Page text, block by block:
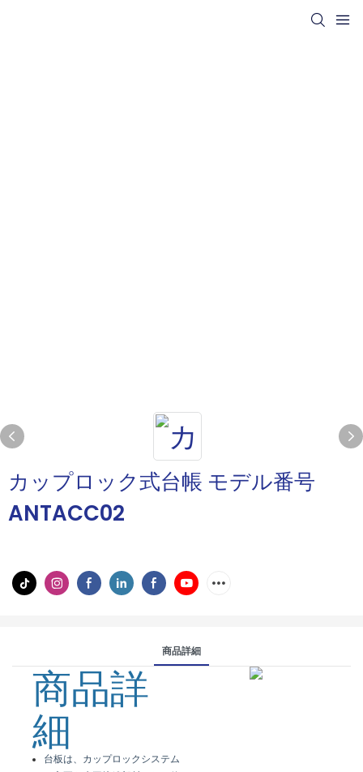
カップロック式台帳 モデル番号
ANTACC02
商品詳細
商品詳
細
台板は、カップロックシステム